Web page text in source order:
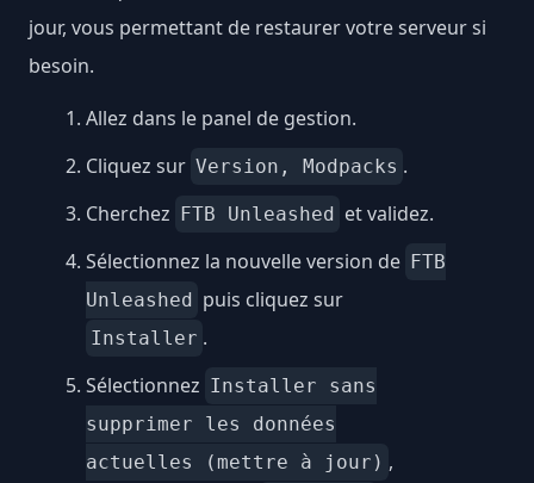
jour, vous permettant de restaurer votre serveur si
besoin.
Allez dans le panel de gestion.
Cliquez sur Version, Modpacks .
Cherchez FTB Unleashed et validez.
Sélectionnez la nouvelle version de FTB
Unleashed puis cliquez sur
Installer .
Sélectionnez Installer sans
supprimer les données
actuelles (mettre à jour) ,